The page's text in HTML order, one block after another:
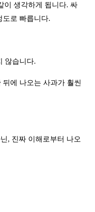
이 생각하게 됩니다. 싸
도로 빠릅니다.
않습니다.
에 나오는 사과가 훨씬
, 진짜 이해로부터 나오